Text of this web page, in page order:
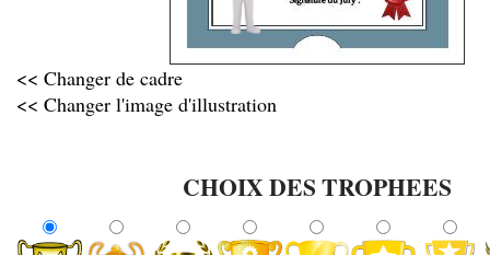
<< Changer de cadre
<< Changer l'image d'illustration
CHOIX DES TROPHEES